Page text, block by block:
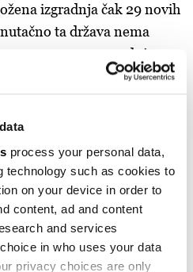
process your personal data,
technology such as cookies to
on your device in order to
content, ad and content
and services
in who uses your data
privacy choices are only
izgradnja čak 29 novih
ta država nema
a ugovor za gradnju
kompanijom
reaktori planiraju se
Slovačkoj, Mađarskoj,
Nizozemskoj i
reaktori će se najviše
(50), ali važna vijest je rast